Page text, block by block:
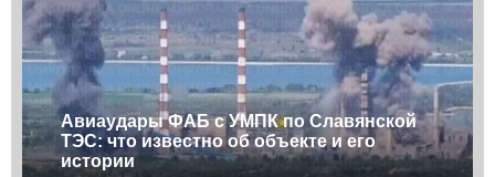
Авиаудары ФАБ с УМПК по Славянской
ТЭС: что известно об объекте и его
истории